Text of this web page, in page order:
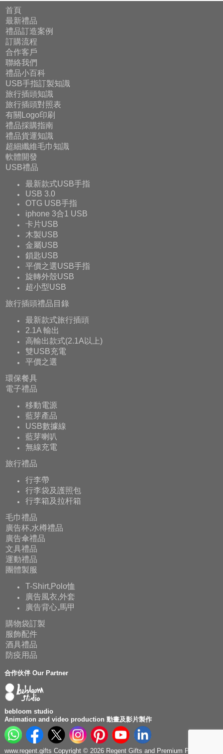
首頁
最新禮品
禮品訂造案例
訂購流程
合作客戶
聯絡我們
禮品小百科
USB手指訂製知識
旅行插頭知識
旅行插頭對照表
有關Logo印刷
禮品採購指南
禮品貨運知識
超細纖維毛巾知識
軟體開發
USB禮品
最新款式USB手指
USB 3.0
OTG USB手指
iphone 3合1 USB
卡片USB
木製USB
金屬USB
鎖匙USB
平價之選USB手指
旋轉外殼USB
超小型USB
旅行插頭禮品目錄
最新款式旅行插頭
2.1A 輸出
高輸出款式(2.1A以上)
雙USB充電
平價之選
環保餐具
電子禮品
移動電源
藍芽產品
USB數據線
藍芽喇叭
無線充電
旅行禮品
行李帶
行李袋及護照包
行李箱及拉杆箱
毛巾禮品
廣告杯,水樽禮品
廣告傘禮品
文具禮品
運動禮品
團體製服
T-Shirt,Polo恤
廣告風衣,外套
廣告背心,馬甲
購物袋訂製
服飾配件
酒具禮品
防疫用品
合作伙伴 Our Partner
bebloom studio
Animation and video production 動畫及影片製作
www.regent.gifts Copyright © 2026 Regent Gifts and Premium Production.